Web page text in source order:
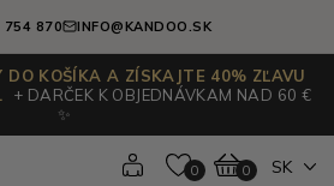
754 870 INFO@KANDOO.SK
DO KOŠÍKA A ZÍSKAJTE 40% ZĽAVU
+ DARČEK K OBJEDNÁVKAM NAD 60 €
✨
0 0 SK